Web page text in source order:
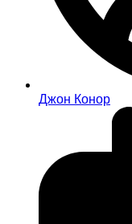
Джон Конор